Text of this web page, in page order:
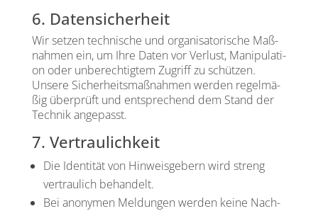
6. Datensicherheit
Wir set­zen tech­ni­sche und orga­ni­sa­to­ri­sche Maß­
nah­men ein, um Ihre Daten vor Ver­lust, Mani­pu­la­ti­
on oder unbe­rech­tig­tem Zugriff zu schüt­zen.
Unse­re Sicher­heits­maß­nah­men wer­den regel­mä­
ßig über­prüft und ent­spre­chend dem Stand der
Tech­nik ange­passt.
7. Vertraulichkeit
Die Iden­ti­tät von Hin­weis­ge­bern wird streng
ver­trau­lich behan­delt.
Bei anony­men Mel­dun­gen wer­den kei­ne Nach­